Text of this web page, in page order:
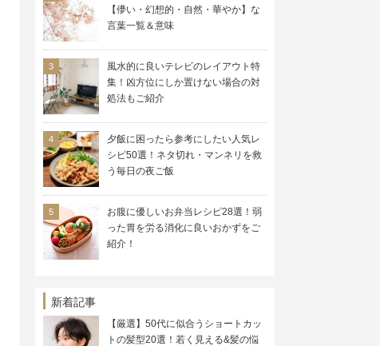
【儚い・幻想的・自然・華やか】な
言葉一覧＆意味
風水的に良いテレビのレイアウト特
集！凶方位にしか置けない場合の対
処法もご紹介
夕飯に困ったら参考にしたい人気レ
シピ50選！ネタ切れ・マンネリを救
う毎日の夜ご飯
お腹に優しいお弁当レシピ28選！弱
った胃を労る消化に良いおかずをご
紹介！
新着記事
【厳選】50代に似合うショートカッ
トの髪型20選！若く見える&髪の悩